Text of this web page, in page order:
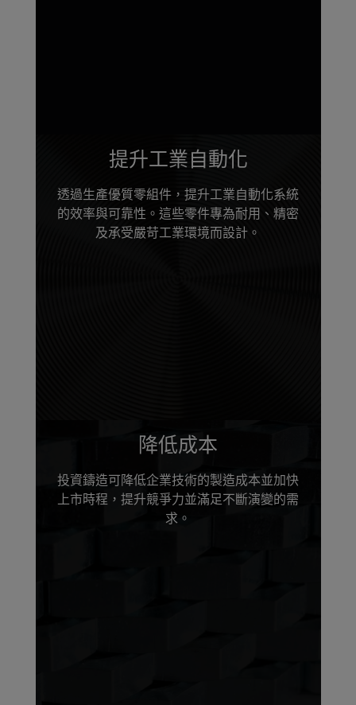
提升工業自動化
透過生產優質零組件，提升工業自動化系統
的效率與可靠性。這些零件專為耐用、精密
及承受嚴苛工業環境而設計。
降低成本
投資鑄造可降低企業技術的製造成本並加快
上市時程，提升競爭力並滿足不斷演變的需
求。